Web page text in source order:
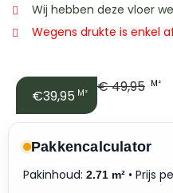
Wij hebben deze vloer
Wegens drukte is enkel
€39,95 M² €49,95 M²
Pakkencalculator
Pakinhoud: 2.71 m² • Prijs